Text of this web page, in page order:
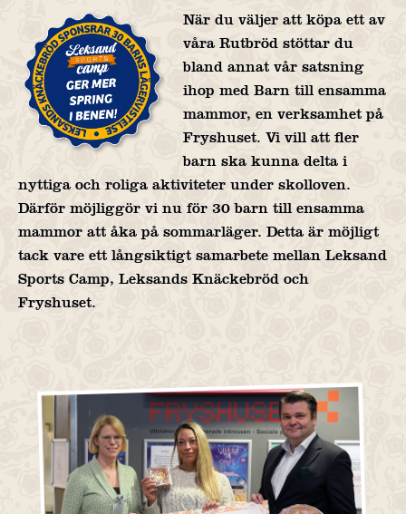
När du väljer att köpa ett av
våra Rutbröd stöttar du
bland annat vår satsning
ihop med Barn till ensamma
mammor, en verksamhet på
Fryshuset. Vi vill att fler
barn ska kunna delta i
nyttiga och roliga aktiviteter under skolloven.
Därför möjliggör vi nu för 30 barn till ensamma
mammor att åka på sommarläger. Detta är möjligt
tack vare ett långsiktigt samarbete mellan Leksand
Sports Camp, Leksands Knäckebröd och
Fryshuset.